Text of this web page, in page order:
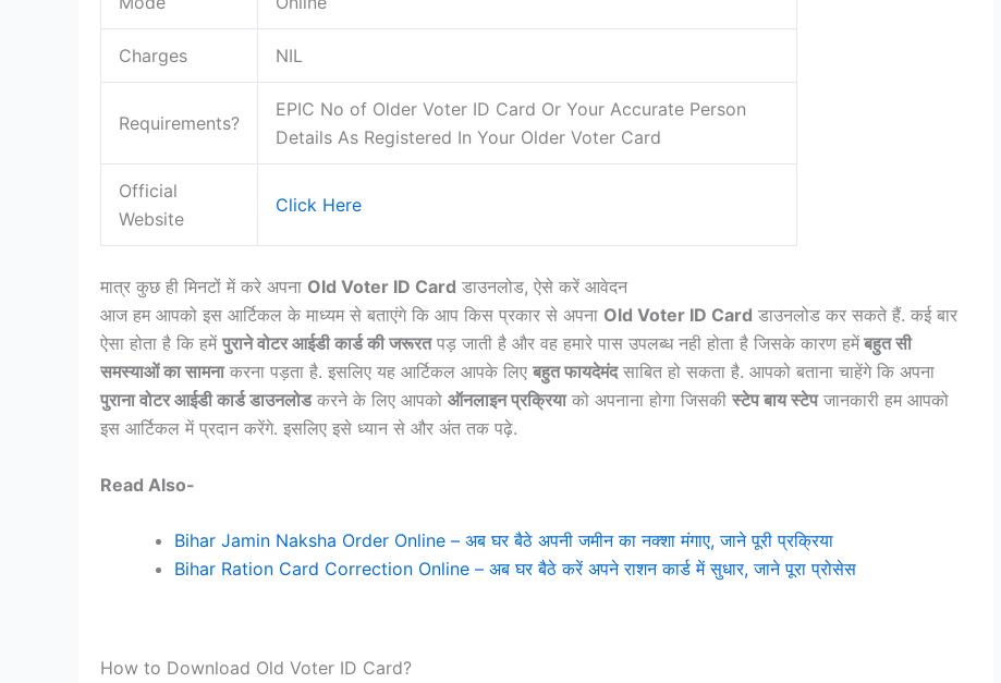
Charges NIL
Requirements?
EPIC No of Older Voter ID Card Or Your Accurate Person
Details As Registered In Your Older Voter Card
Official
Website
Click Here
मात्र कुछ ही मिनटों में करे अपना Old Voter ID Card डाउनलोड, ऐसे करें आवेदन
आज हम आपको इस आर्टिकल के माध्यम से बताएंगे कि आप किस प्रकार से अपना Old Voter ID Card डाउनलोड कर सकते हैं. कई बार
ऐसा होता है कि हमें पुराने वोटर आईडी कार्ड की जरूरतपड़ जाती है और वह हमारे पास उपलब्ध नही होता है जिसके कारण हमेंबहुत सी
समस्याओं का सामनाकरना पड़ता है. इसलिए यह आर्टिकल आपके लिए बहुत फायदेमंदसाबित हो सकता है. आपको बताना चाहेंगे कि अपना
पुराना वोटर आईडी कार्ड डाउनलोडकरने के लिए आपको ऑनलाइन प्रक्रियाको अपनाना होगा जिसकी स्टेप बाय स्टेपजानकारी हम आपको
इस आर्टिकल में प्रदान करेंगे. इसलिए इसे ध्यान से और अंत तक पढ़े.
Read Also-
Bihar Jamin Naksha Order Online – अब घर बैठे अपनी जमीन का नक्शा मंगाए, जाने पूरी प्रक्रिया
Bihar Ration Card Correction Online – अब घर बैठे करें अपने राशन कार्ड में सुधार, जाने पूरा प्रोसेस
How to Download Old Voter ID Card?